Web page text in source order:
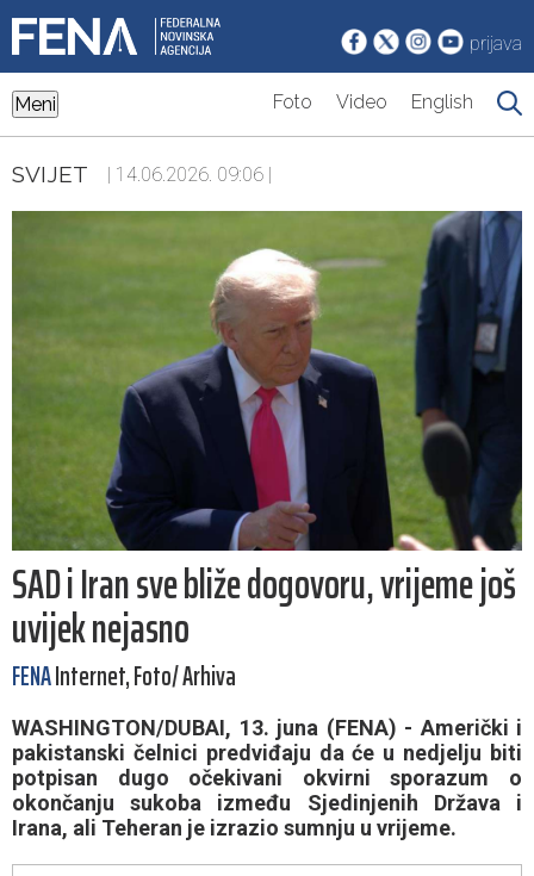
prijava
Meni Foto Video English
SVIJET | 14.06.2026. 09:06 |
SAD i Iran sve bliže dogovoru, vrijeme još
uvijek nejasno
FENAInternet, Foto/ Arhiva
WASHINGTON/DUBAI, 13. juna (FENA) - Američki i
pakistanski čelnici predviđaju da će u nedjelju biti
potpisan dugo očekivani okvirni sporazum o
okončanju sukoba između Sjedinjenih Država i
Irana, ali Teheran je izrazio sumnju u vrijeme.